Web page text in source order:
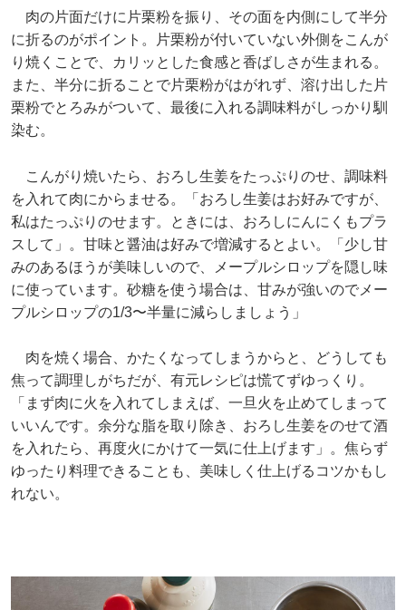
肉の片面だけに片栗粉を振り、その面を内側にして半分
に折るのがポイント。片栗粉が付いていない外側をこんが
り焼くことで、カリッとした食感と香ばしさが生まれる。
また、半分に折ることで片栗粉がはがれず、溶け出した片
栗粉でとろみがついて、最後に入れる調味料がしっかり馴
染む。
こんがり焼いたら、おろし生姜をたっぷりのせ、調味料
を入れて肉にからませる。「おろし生姜はお好みですが、
私はたっぷりのせます。ときには、おろしにんにくもプラ
スして」。甘味と醤油は好みで増減するとよい。「少し甘
みのあるほうが美味しいので、メープルシロップを隠し味
に使っています。砂糖を使う場合は、甘みが強いのでメー
プルシロップの1/3〜半量に減らしましょう」
肉を焼く場合、かたくなってしまうからと、どうしても
焦って調理しがちだが、有元レシピは慌てずゆっくり。
「まず肉に火を入れてしまえば、一旦火を止めてしまって
いいんです。余分な脂を取り除き、おろし生姜をのせて酒
を入れたら、再度火にかけて一気に仕上げます」。焦らず
ゆったり料理できることも、美味しく仕上げるコツかもし
れない。